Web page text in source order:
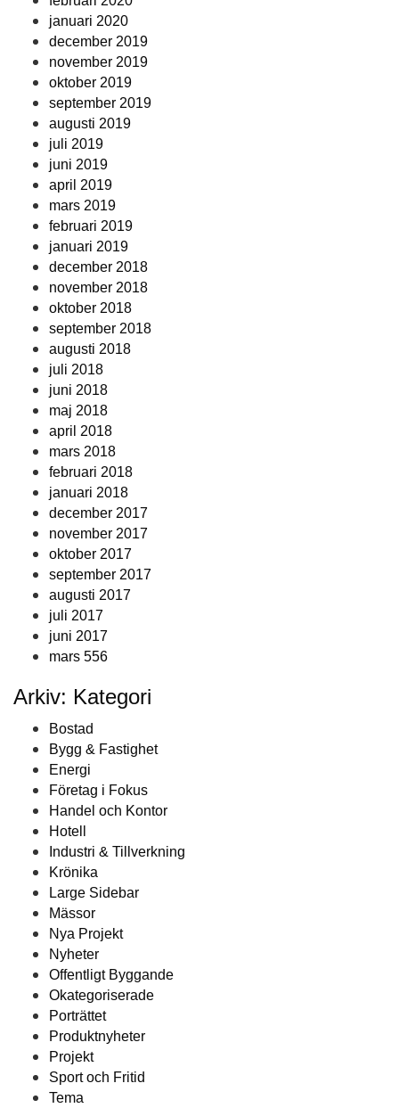
januari 2020
december 2019
november 2019
oktober 2019
september 2019
augusti 2019
juli 2019
juni 2019
april 2019
mars 2019
februari 2019
januari 2019
december 2018
november 2018
oktober 2018
september 2018
augusti 2018
juli 2018
juni 2018
maj 2018
april 2018
mars 2018
februari 2018
januari 2018
december 2017
november 2017
oktober 2017
september 2017
augusti 2017
juli 2017
juni 2017
mars 556
Arkiv: Kategori
Bostad
Bygg & Fastighet
Energi
Företag i Fokus
Handel och Kontor
Hotell
Industri & Tillverkning
Krönika
Large Sidebar
Mässor
Nya Projekt
Nyheter
Offentligt Byggande
Okategoriserade
Porträttet
Produktnyheter
Projekt
Sport och Fritid
Tema